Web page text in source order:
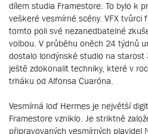
dílem studia Framestore. To bylo k
veškeré vesmírné scény. VFX tvůrci
tomto poli své nezanedbatelné
volbou. V průběhu oněch 24 týdnů
dostalo londýnské studio na starost
ještě zdokonalit techniky, které v
trháku od Alfonsa Cuaróna.
Vesmírná loď Hermes je největší
Framestore vzniklo. Je striktně
připravovaných vesmírných plavidel